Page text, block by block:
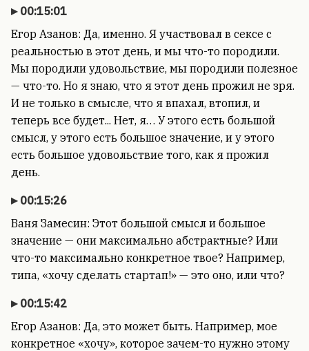
00:15:01
Егор Азанов: Да, именно. Я участвовал в сексе с
реальностью в этот день, и мы что-то породили.
Мы породили удовольствие, мы породили полезное
— что-то. Но я знаю, что я этот день прожил не зря.
И не только в смысле, что я впахал, втопил, и
теперь все будет... Нет, я… У этого есть большой
смысл, у этого есть большое значение, и у этого
есть большое удовольствие того, как я прожил
день.
00:15:26
Ваня Замесин: Этот большой смысл и большое
значение — они максимально абстрактные? Или
что-то максимально конкретное твое? Например,
типа, «хочу сделать стартап!» — это оно, или что?
00:15:42
Егор Азанов: Да, это может быть. Например, мое
конкретное «хочу», которое зачем-то нужно этому